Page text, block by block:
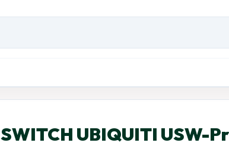
SWITCH UBIQUITI USW-